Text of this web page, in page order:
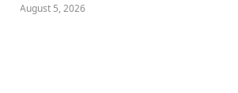
August 5, 2026